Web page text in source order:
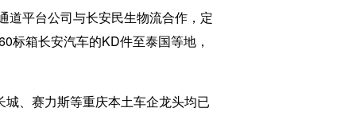
平台公司与长安民生物流合作，定
标箱长安汽车的KD件至泰国等地，
、赛力斯等重庆本土车企龙头均已